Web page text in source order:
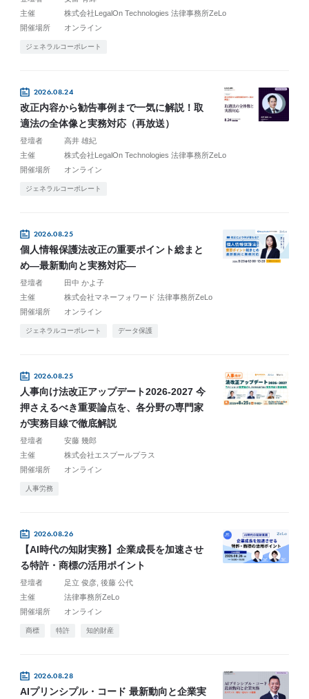
主催
株式会社LegalOn Technologies 法律事務所ZeLo
開催場所
オンライン
ジェネラルコーポレート
2026.08.24
改正内容から勧告事例まで一気に解説！取
適法の全体像と実務対応（再放送）
登壇者
高井 雄紀
主催
株式会社LegalOn Technologies 法律事務所ZeLo
開催場所
オンライン
ジェネラルコーポレート
2026.08.25
個人情報保護法改正の重要ポイント総まと
め―最新動向と実務対応―
登壇者
田中 かよ子
主催
株式会社マネーフォワード 法律事務所ZeLo
開催場所
オンライン
ジェネラルコーポレート データ保護
2026.08.25
人事向け法改正アップデート2026-2027 今
押さえるべき重要論点を、各分野の専門家
が実務目線で徹底解説
登壇者
安藤 幾郎
主催
株式会社エスプールプラス
開催場所
オンライン
人事労務
2026.08.26
【AI時代の知財実務】企業成長を加速させ
る特許・商標の活用ポイント
登壇者 足立 俊彦 後藤 公代
主催
法律事務所ZeLo
開催場所
オンライン
商標 特許 知的財産
2026.08.28
AIプリンシプル・コード 最新動向と企業実